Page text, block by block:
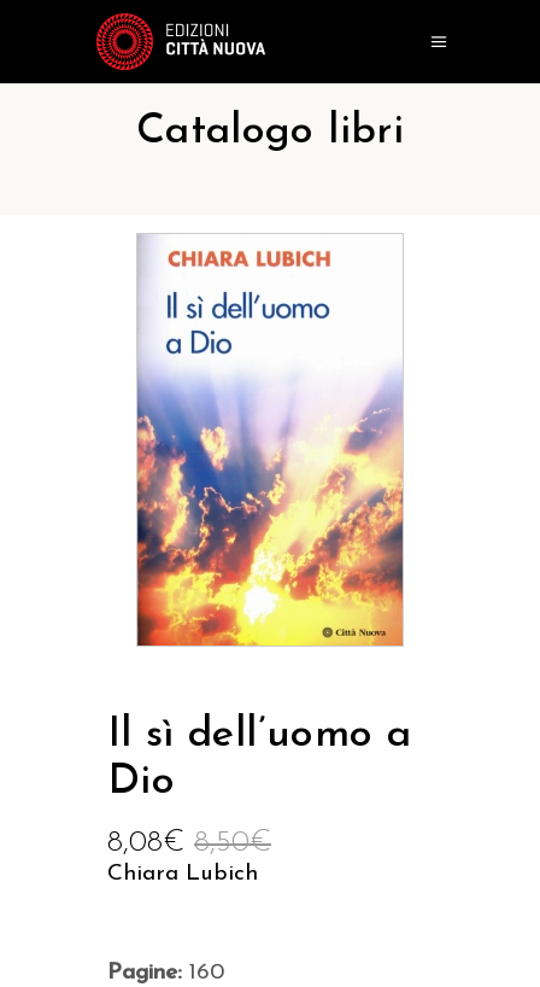
Catalogo libri
Il sì dell’uomo a
Dio
8,50€
8,08€
Chiara Lubich
Pagine: 160